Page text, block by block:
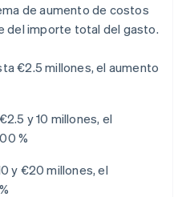
de aumento de costos
del importe total del gasto.
€2.5 millones, el aumento
y 10 millones, el
%
y €20 millones, el